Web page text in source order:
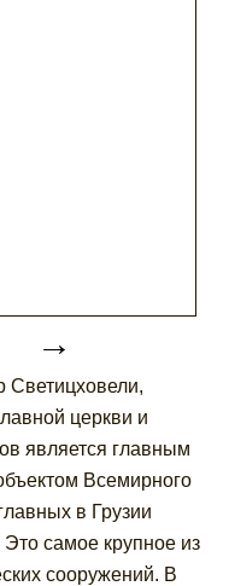
→
церкви и
является главным
Всемирного
в Грузии
самое крупное из
сооружений. В